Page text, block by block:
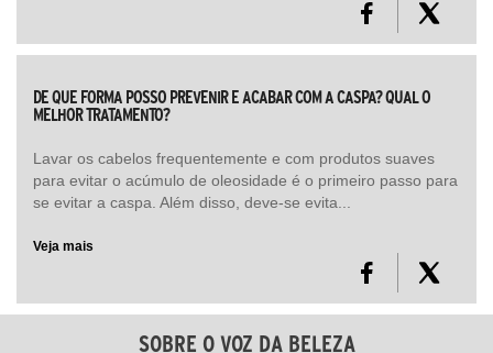
DE QUE FORMA POSSO PREVENIR E ACABAR COM A CASPA? QUAL O
MELHOR TRATAMENTO?
Lavar os cabelos frequentemente e com produtos suaves
para evitar o acúmulo de oleosidade é o primeiro passo para
se evitar a caspa. Além disso, deve-se evita...
Veja mais
SOBRE O VOZ DA BELEZA